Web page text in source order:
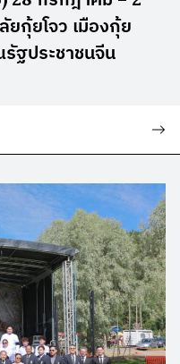
กุ้ยโจว เมืองกุ้ย
ฐประชาชนจีน